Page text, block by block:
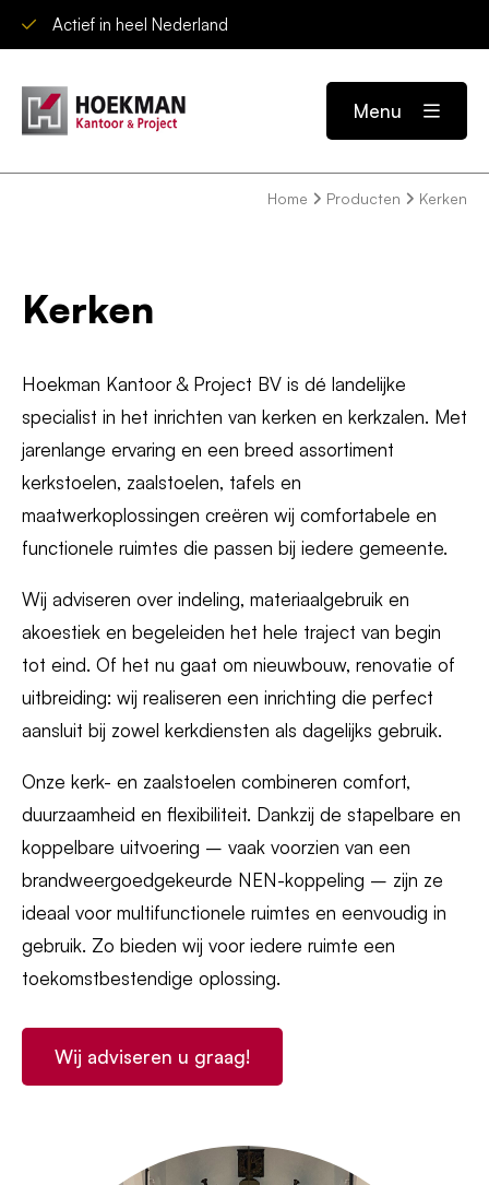
Actief in heel Nederland
Menu
Home Producten Kerken
Kerken
Hoekman Kantoor & Project BV is dé landelijke
specialist in het inrichten van kerken en kerkzalen. Met
jarenlange ervaring en een breed assortiment
kerkstoelen, zaalstoelen, tafels en
maatwerkoplossingen creëren wij comfortabele en
functionele ruimtes die passen bij iedere gemeente.
Wij adviseren over indeling, materiaalgebruik en
akoestiek en begeleiden het hele traject van begin
tot eind. Of het nu gaat om nieuwbouw, renovatie of
uitbreiding: wij realiseren een inrichting die perfect
aansluit bij zowel kerkdiensten als dagelijks gebruik.
Onze kerk- en zaalstoelen combineren comfort,
duurzaamheid en flexibiliteit. Dankzij de stapelbare en
koppelbare uitvoering – vaak voorzien van een
brandweergoedgekeurde NEN-koppeling – zijn ze
ideaal voor multifunctionele ruimtes en eenvoudig in
gebruik. Zo bieden wij voor iedere ruimte een
toekomstbestendige oplossing.
Wij adviseren u graag!